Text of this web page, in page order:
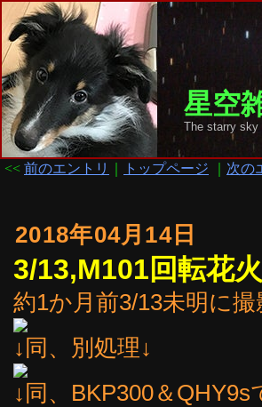
星空
The starry sky
<< 前のエントリ トップページ 次の
2018年04月14日
3/13,M101回転花火
約1か月前3/13未明に
↓同、別処理↓
↓同、BKP300＆